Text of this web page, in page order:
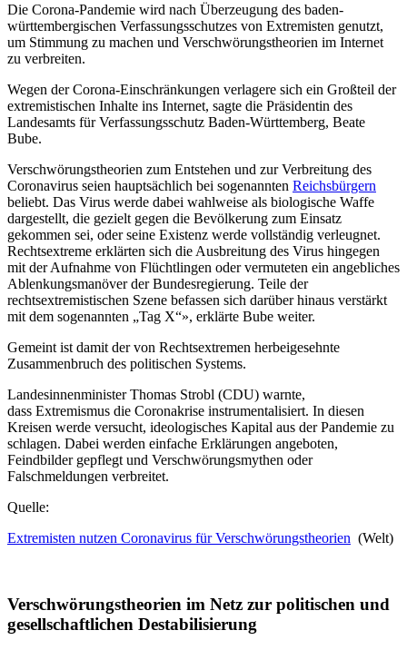
Die Corona-Pandemie wird nach Überzeugung des baden-
württembergischen Verfassungsschutzes von Extremisten genutzt,
um Stimmung zu machen und Verschwörungstheorien im Internet
zu verbreiten.
Wegen der Corona-Einschränkungen verlagere sich ein Großteil der
extremistischen Inhalte ins Internet, sagte die Präsidentin des
Landesamts für Verfassungsschutz Baden-Württemberg, Beate
Bube.
Verschwörungstheorien zum Entstehen und zur Verbreitung des
Coronavirus seien hauptsächlich bei sogenannten Reichsbürgern
beliebt. Das Virus werde dabei wahlweise als biologische Waffe
dargestellt, die gezielt gegen die Bevölkerung zum Einsatz
gekommen sei, oder seine Existenz werde vollständig verleugnet.
Rechtsextreme erklärten sich die Ausbreitung des Virus hingegen
mit der Aufnahme von Flüchtlingen oder vermuteten ein angebliches
Ablenkungsmanöver der Bundesregierung. Teile der
rechtsextremistischen Szene befassen sich darüber hinaus verstärkt
mit dem sogenannten „Tag X“», erklärte Bube weiter.
Gemeint ist damit der von Rechtsextremen herbeigesehnte
Zusammenbruch des politischen Systems.
Landesinnenminister Thomas Strobl (CDU) warnte,
dass Extremismus die Coronakrise instrumentalisiert. In diesen
Kreisen werde versucht, ideologisches Kapital aus der Pandemie zu
schlagen. Dabei werden einfache Erklärungen angeboten,
Feindbilder gepflegt und Verschwörungsmythen oder
Falschmeldungen verbreitet.
Quelle:
Extremisten nutzen Coronavirus für Verschwörungstheorien (Welt)
Verschwörungstheorien im Netz zur politischen und
gesellschaftlichen Destabilisierung